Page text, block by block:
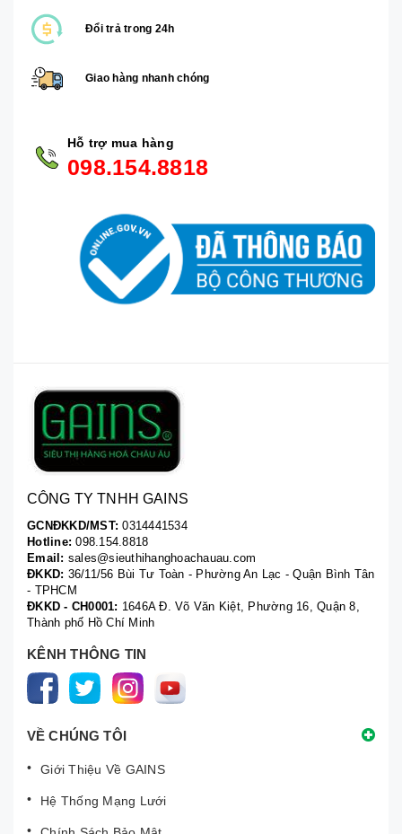
Đổi trả trong 24h
Giao hàng nhanh chóng
Hỗ trợ mua hàng
098.154.8818
CÔNG TY TNHH GAINS
GCNĐKKD/MST: 0314441534
Hotline: 098.154.8818
Email: sales@sieuthihanghoachauau.com
ĐKKD: 36/11/56 Bùi Tư Toàn - Phường An Lạc - Quận Bình Tân
- TPHCM
ĐKKD - CH0001: 1646A Đ. Võ Văn Kiệt, Phường 16, Quận 8,
Thành phố Hồ Chí Minh
KÊNH THÔNG TIN
VỀ CHÚNG TÔI
Giới Thiệu Về GAINS
Hệ Thống Mạng Lưới